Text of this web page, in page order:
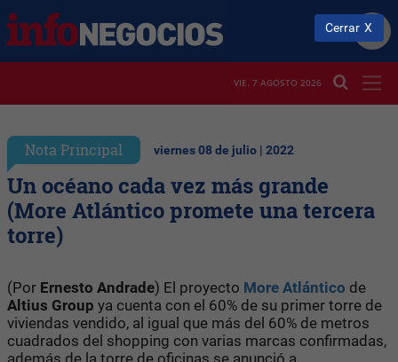
VIE. 7 AGOSTO 2026
Nota Principal viernes 08 de julio | 2022
Un océano cada vez más grande
(More Atlántico promete una tercera
torre)
(Por Ernesto Andrade) El proyecto More Atlántico de
Altius Group ya cuenta con el 60% de su primer torre de
viviendas vendido, al igual que más del 60% de metros
cuadrados del shopping con varias marcas confirmadas,
además de la torre de oficinas se anunció a
Cerrar